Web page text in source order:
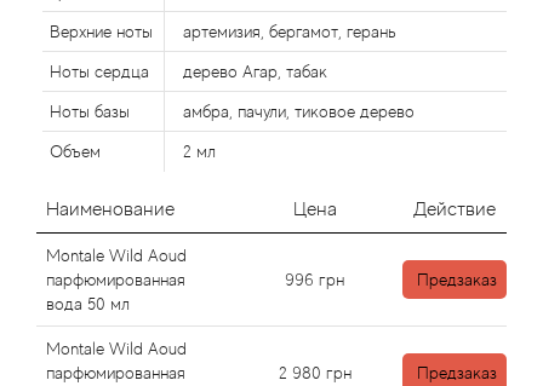
Верхние ноты артемизия, бергамот, герань
Ноты сердца дерево Агар, табак
Ноты базы амбра, пачули, тиковое дерево
Объем 2 мл
Наименование Цена Действие
Montale Wild Aoud
парфюмированная
вода 50 мл
996 грн Предзаказ
Montale Wild Aoud
парфюмированная
2 980 грн Предзаказ
Alfred Dunhill
Alyson Oldoini
American Crew
Amouage
Amouroud